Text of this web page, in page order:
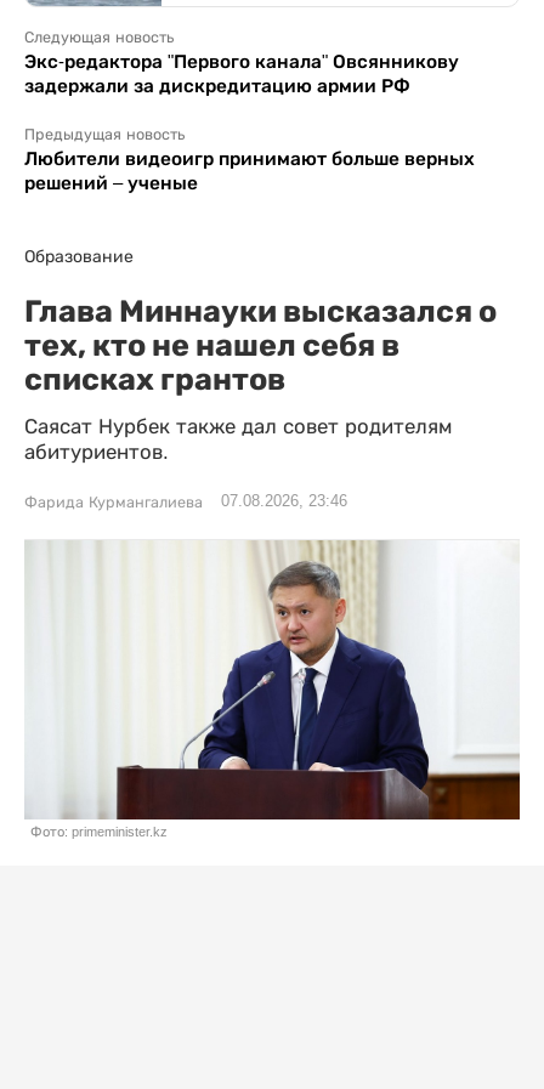
Следующая новость
Экс-редактора "Первого канала" Овсянникову
задержали за дискредитацию армии РФ
Предыдущая новость
Любители видеоигр принимают больше верных
решений – ученые
Образование
Глава Миннауки высказался о
тех, кто не нашел себя в
списках грантов
Саясат Нурбек также дал совет родителям
абитуриентов.
Фарида Курмангалиева 07.08.2026, 23:46
Фото: primeminister.kz